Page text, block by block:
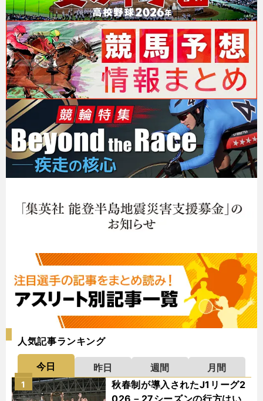
人気記事ランキング
今日 昨日 週間
月間
秋春制が導入されたJ1リーグ2
1